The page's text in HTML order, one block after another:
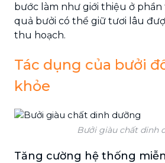
bước làm như giới thiệu ở phần
quả bưởi có thể giữ tươi lâu
thu hoạch.
Tác dụng của bưởi
khỏe
Bưởi giàu chất dinh
Tăng cường hệ thống